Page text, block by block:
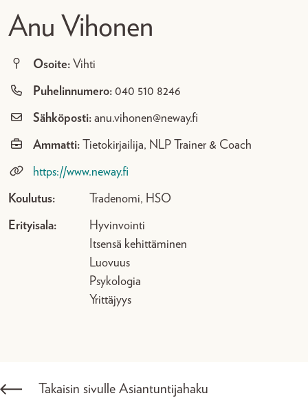
Anu Vihonen
Osoite: Vihti
Puhelinnumero: 040 510 8246
Sähköposti: anu.vihonen@neway.fi
Ammatti: Tietokirjailija, NLP Trainer & Coach
https://www.neway.fi
Koulutus: Tradenomi, HSO
Erityisala:
Hyvinvointi
Itsensä kehittäminen
Luovuus
Psykologia
Yrittäjyys
Takaisin sivulle Asiantuntijahaku